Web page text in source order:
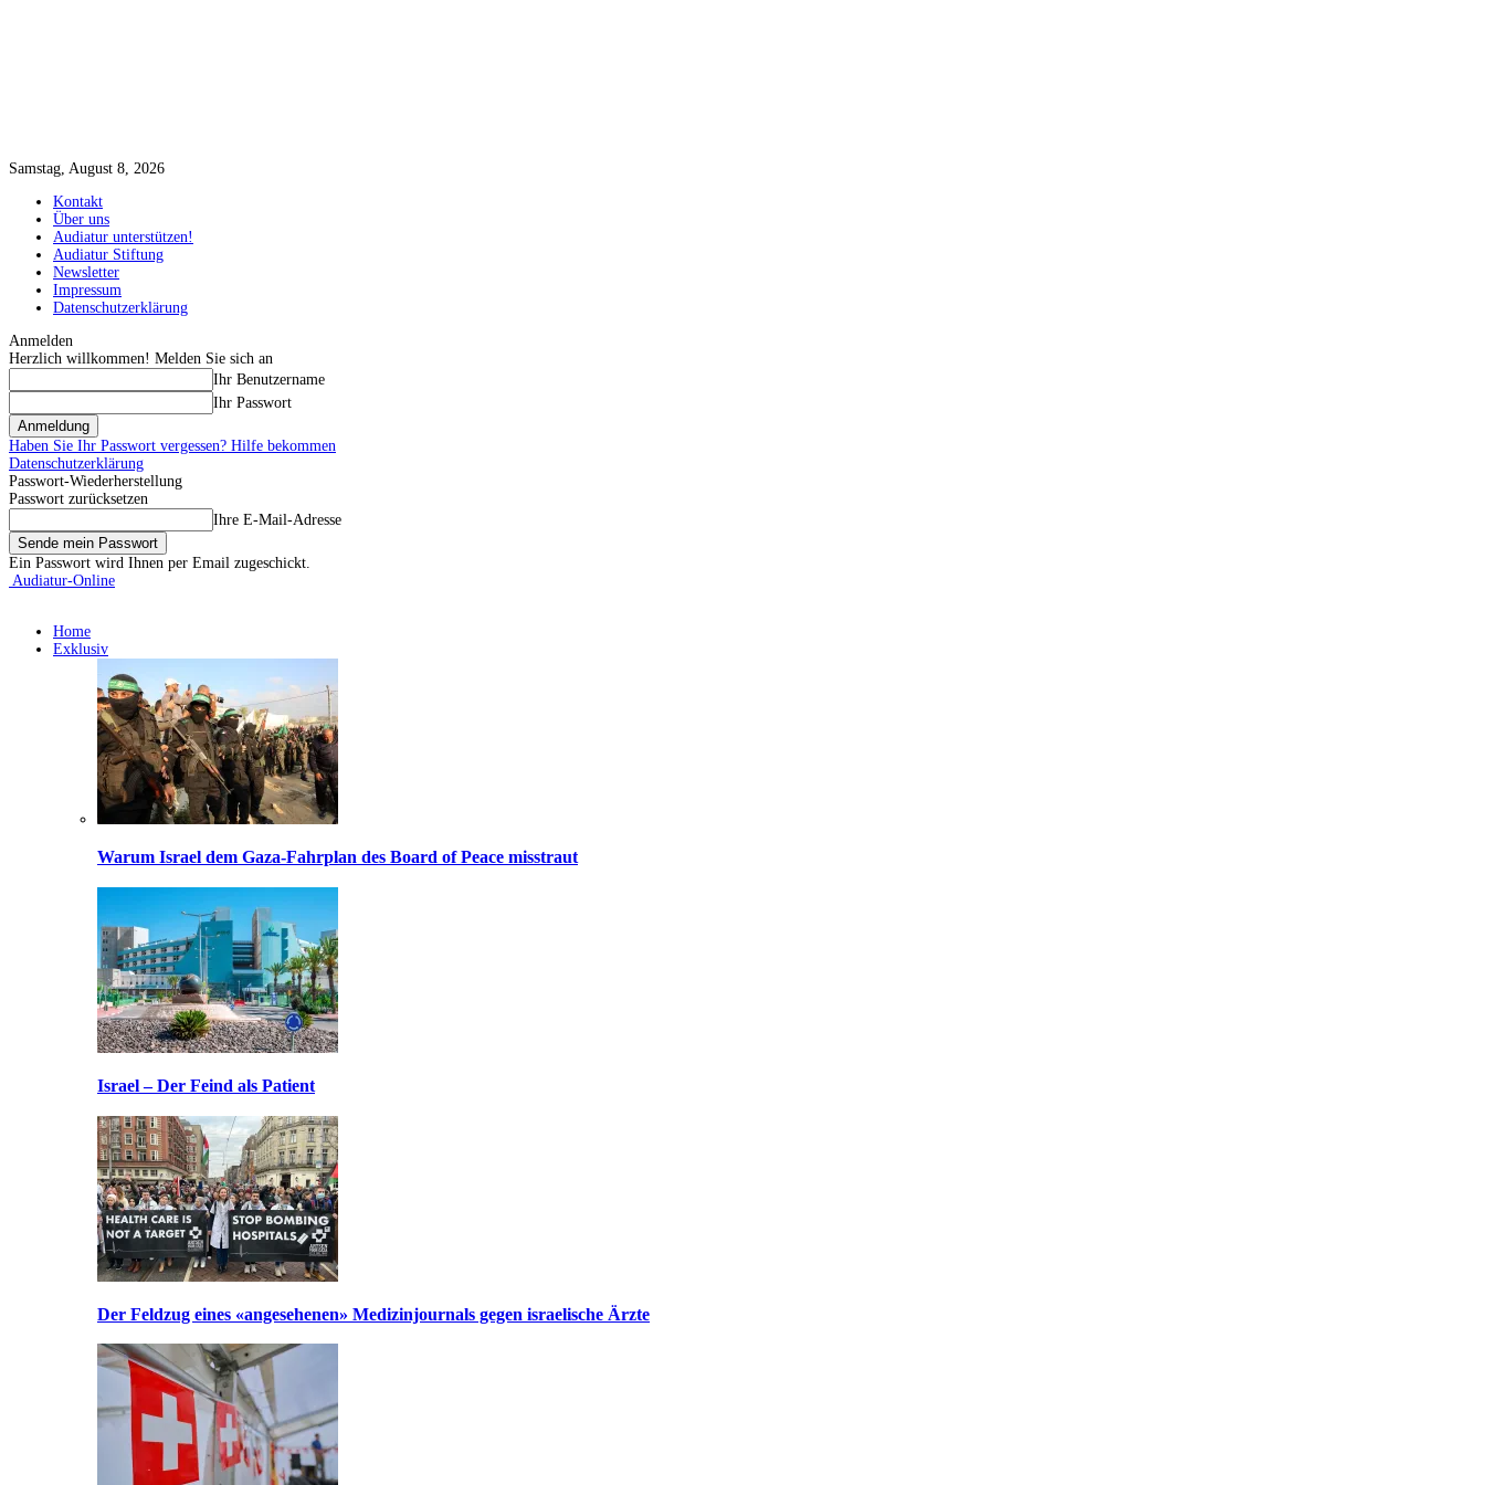
Samstag, August 8, 2026
Kontakt
Über uns
Audiatur unterstützen!
Audiatur Stiftung
Newsletter
Impressum
Datenschutzerklärung
Anmelden
Herzlich willkommen! Melden Sie sich an
Ihr Benutzername
Ihr Passwort
Haben Sie Ihr Passwort vergessen? Hilfe bekommen
Datenschutzerklärung
Passwort-Wiederherstellung
Passwort zurücksetzen
Ihre E-Mail-Adresse
Ein Passwort wird Ihnen per Email zugeschickt.
Audiatur-Online
Home
Exklusiv
Warum Israel dem Gaza-Fahrplan des Board of Peace misstraut
Israel – Der Feind als Patient
Der Feldzug eines «angesehenen» Medizinjournals gegen israelische Ärzte